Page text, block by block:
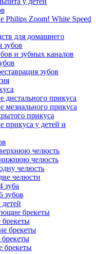
Philips Zoom! White Speed
для домашнего
зубов
и зубных каналов
зубов
дистального прикуса
мезиального прикуса
прикуса
прикуса у детей и
челюсть
челюсть
челюсть
челюсти
зуба
зубов
брекеты
брекеты
брекеты